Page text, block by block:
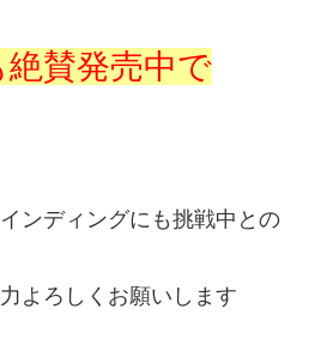
絶賛発売中で
ンディングにも挑戦中との
よろしくお願いします